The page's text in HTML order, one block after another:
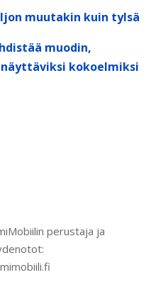
muutakin kuin tylsä
muodin,
kokoelmiksi
perustaja ja